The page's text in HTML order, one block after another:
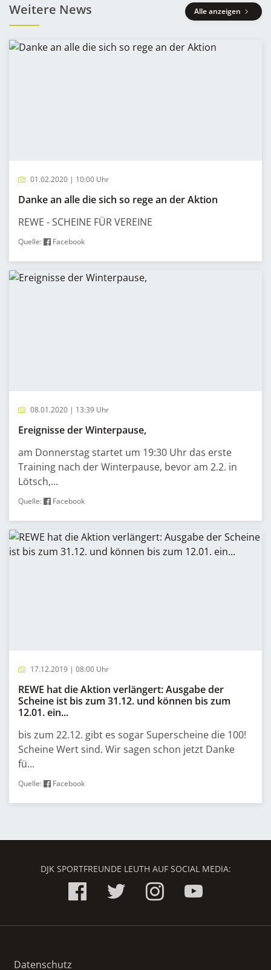
Weitere News Alle anzeigen
01.02.2020 | 10:00 Uhr
Danke an alle die sich so rege an der Aktion
REWE - SCHEINE FÜR VEREINE
Quelle: Facebook
08.01.2020 | 13:39 Uhr
Ereignisse der Winterpause,
am Donnerstag startet um 19:30 Uhr das erste
Training nach der Winterpause, bevor am 2.2. in
Lötsch,...
Quelle: Facebook
17.12.2019 | 08:00 Uhr
REWE hat die Aktion verlängert: Ausgabe der
Scheine ist bis zum 31.12. und können bis zum
12.01. ein...
bis zum 22.12. gibt es sogar Superscheine die 100!
Scheine Wert sind. Wir sagen schon jetzt Danke
fü...
Quelle: Facebook
DJK SPORTFREUNDE LEUTH AUF SOCIAL MEDIA:
Datenschutz